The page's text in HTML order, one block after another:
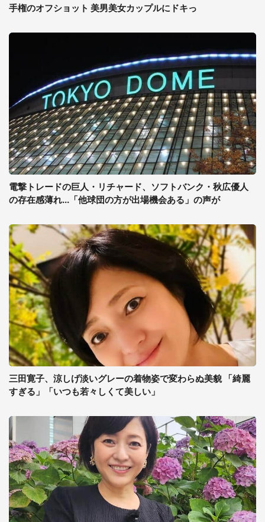
手権のオフショット 美男美女カップルにドキっ
電撃トレードの巨人・リチャード、ソフトバンク・秋広優人
の存在感薄れ...「他球団の方が出場機会ある」の声が
三田寛子、涼しげ淡いグレーの着物姿で変わらぬ美貌 「綺麗
すぎる」「いつも若々しくて美しい」